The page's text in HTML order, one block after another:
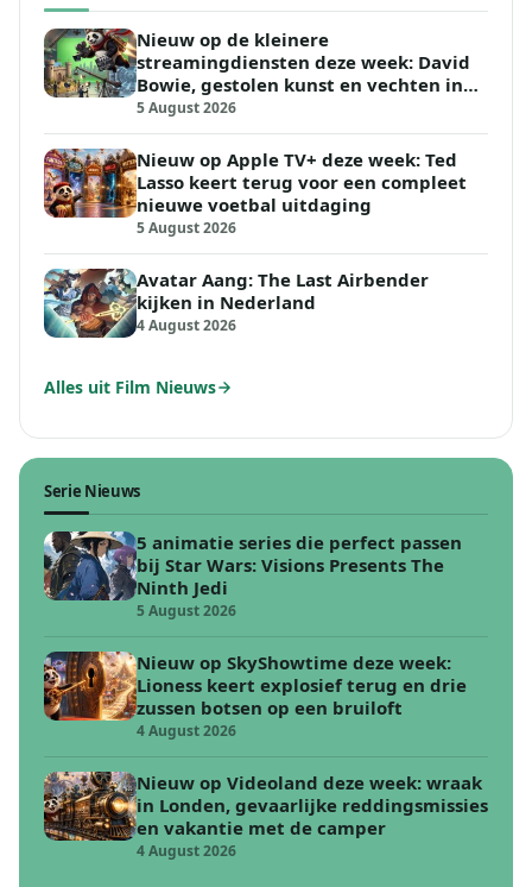
Nieuw op de kleinere
streamingdiensten deze week: David
Bowie, gestolen kunst en vechten in
de woestijn
5 August 2026
Nieuw op Apple TV+ deze week: Ted
Lasso keert terug voor een compleet
nieuwe voetbal uitdaging
5 August 2026
Avatar Aang: The Last Airbender
kijken in Nederland
4 August 2026
Alles uit Film Nieuws
Serie Nieuws
5 animatie series die perfect passen
bij Star Wars: Visions Presents The
Ninth Jedi
5 August 2026
Nieuw op SkyShowtime deze week:
Lioness keert explosief terug en drie
zussen botsen op een bruiloft
4 August 2026
Nieuw op Videoland deze week: wraak
in Londen, gevaarlijke reddingsmissies
en vakantie met de camper
4 August 2026